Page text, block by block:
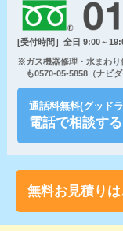
[受付時間］全日 9:00～
※ガス機器修理・水まわり
も0570-05-5858（ナビ
通話料無料(グッド
電話で相談する
無料お見積りは